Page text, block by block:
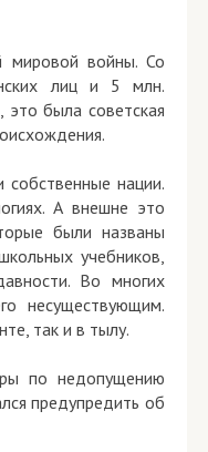
мировой войны. Со
лиц и 5 млн.
это была советская
собственные нации.
А внешне это
были названы
учебников,
Во многих
несуществующим.
так и в тылу.
по недопущению
предупредить об